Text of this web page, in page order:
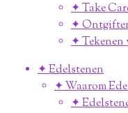
✦ Take
✦
✦ Tekenen
✦ Edelstenen
✦ Waarom
✦